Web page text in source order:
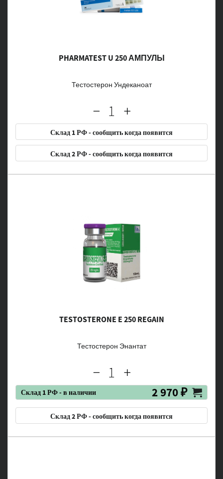
PHARMATEST U 250 АМПУЛЫ
Тестостерон Ундеканоат
Склад 1 РФ - сообщить когда появится
Склад 2 РФ - сообщить когда появится
TESTOSTERONE E 250 REGAIN
Тестостерон Энантат
Склад 1 РФ - в наличии 2 970 ₽
Склад 2 РФ - сообщить когда появится